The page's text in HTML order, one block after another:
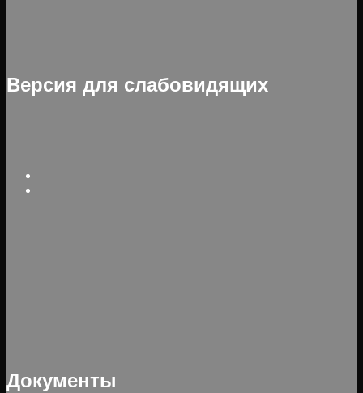
Версия для слабовидящих
Документы